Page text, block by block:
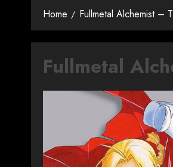
Home Fullmetal Alchemist –
Fullmetal